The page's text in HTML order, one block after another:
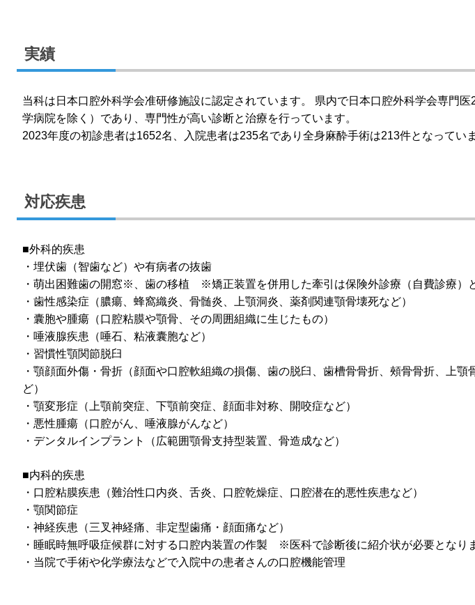
実績
当科は日本口腔外科学会准研修施設に認定されています。 県内で日本口腔外科学会専門
学病院を除く）であり、専門性が高い診断と治療を行っています。
2023年度の初診患者は1652名、入院患者は235名であり全身麻酔手術は213件となっていま
対応疾患
■外科的疾患
・埋伏歯（智歯など）や有病者の抜歯
・萌出困難歯の開窓※、歯の移植 ※矯正装置を併用した牽引は保険外診療（自費診療）
・歯性感染症（膿瘍、蜂窩織炎、骨髄炎、上顎洞炎、薬剤関連顎骨壊死など）
・囊胞や腫瘍（口腔粘膜や顎骨、その周囲組織に生じたもの）
・唾液腺疾患（唾石、粘液囊胞など）
・習慣性顎関節脱臼
・顎顔面外傷・骨折（顔面や口腔軟組織の損傷、歯の脱臼、歯槽骨骨折、頰骨骨折、上
ど）
・顎変形症（上顎前突症、下顎前突症、顔面非対称、開咬症など）
・悪性腫瘍（口腔がん、唾液腺がんなど）
・デンタルインプラント（広範囲顎骨支持型装置、骨造成など）
■内科的疾患
・口腔粘膜疾患（難治性口内炎、舌炎、口腔乾燥症、口腔潜在的悪性疾患など）
・顎関節症
・神経疾患（三叉神経痛、非定型歯痛・顔面痛など）
・睡眠時無呼吸症候群に対する口腔内装置の作製 ※医科で診断後に紹介状が必要となり
・当院で手術や化学療法などで入院中の患者さんの口腔機能管理